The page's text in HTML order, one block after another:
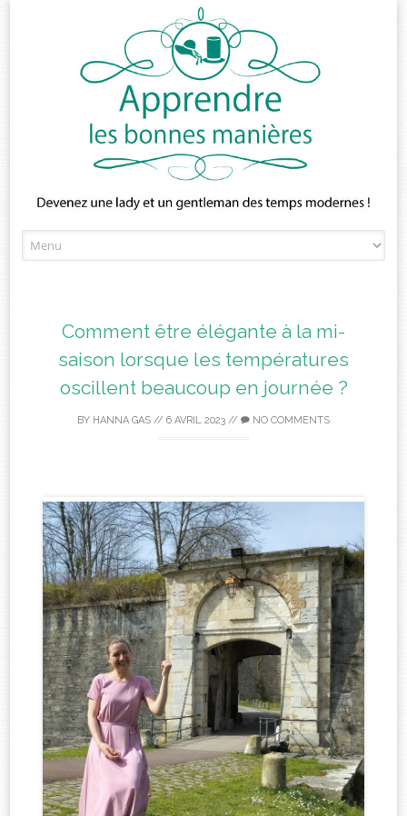
to
Comment être élégante à la mi-
saison lorsque les températures
oscillent beaucoup en journée ?
BY HANNA GAS // 6 AVRIL 2023 // NO COMMENTS